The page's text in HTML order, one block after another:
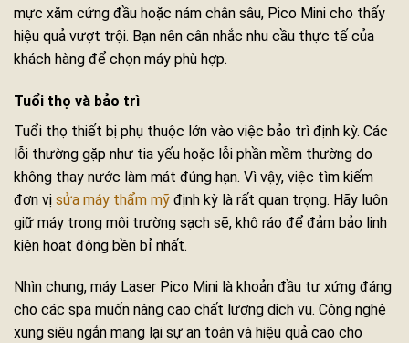
mực xăm cứng đầu hoặc nám chân sâu, Pico Mini cho thấy
hiệu quả vượt trội. Bạn nên cân nhắc nhu cầu thực tế của
khách hàng để chọn máy phù hợp.
Tuổi thọ và bảo trì
Tuổi thọ thiết bị phụ thuộc lớn vào việc bảo trì định kỳ. Các
lỗi thường gặp như tia yếu hoặc lỗi phần mềm thường do
không thay nước làm mát đúng hạn. Vì vậy, việc tìm kiếm
đơn vị sửa máy thẩm mỹ định kỳ là rất quan trọng. Hãy luôn
giữ máy trong môi trường sạch sẽ, khô ráo để đảm bảo linh
kiện hoạt động bền bỉ nhất.
Nhìn chung, máy Laser Pico Mini là khoản đầu tư xứng đáng
cho các spa muốn nâng cao chất lượng dịch vụ. Công nghệ
xung siêu ngắn mang lại sự an toàn và hiệu quả cao cho